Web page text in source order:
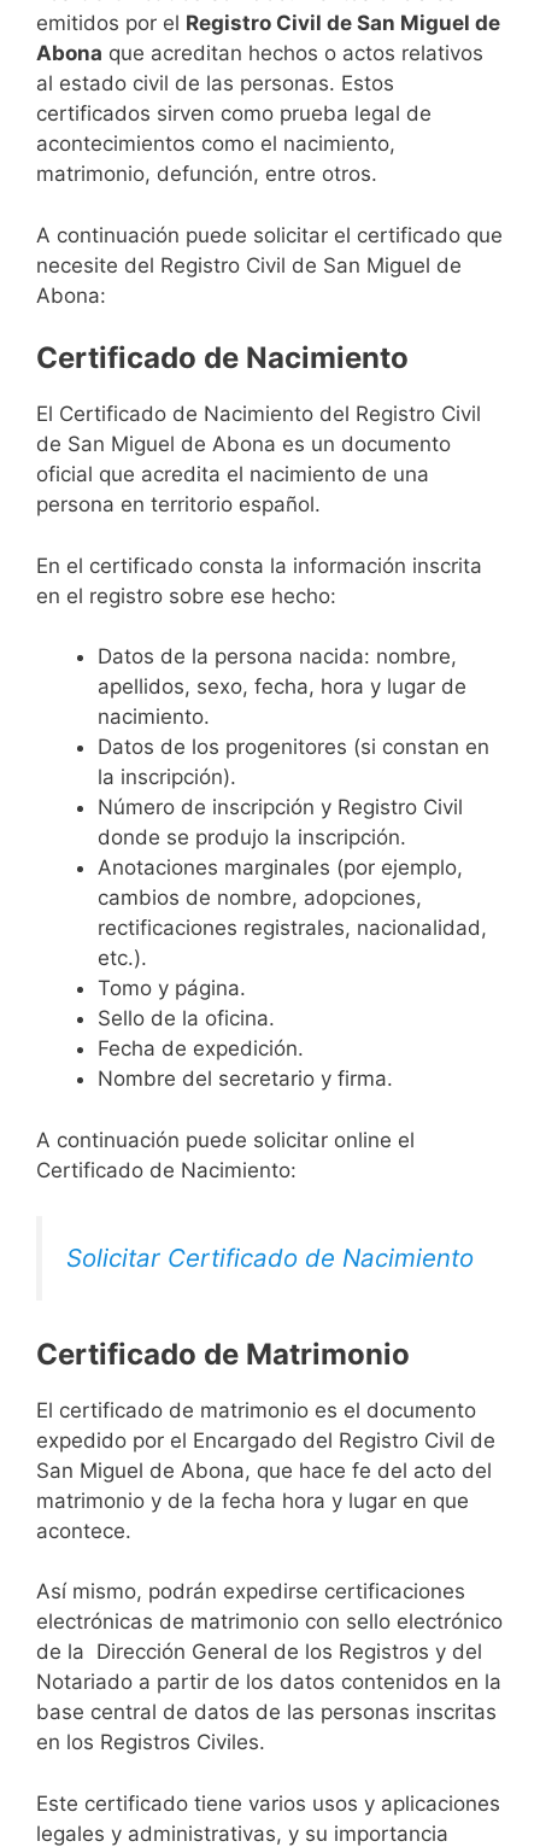
emitidos por el Registro Civil de San Miguel de
Abona que acreditan hechos o actos relativos
al estado civil de las personas. Estos
certificados sirven como prueba legal de
acontecimientos como el nacimiento,
matrimonio, defunción, entre otros.
A continuación puede solicitar el certificado que
necesite del Registro Civil de San Miguel de
Abona:
Certificado de Nacimiento
El Certificado de Nacimiento del Registro Civil
de San Miguel de Abona es un documento
oficial que acredita el nacimiento de una
persona en territorio español.
En el certificado consta la información inscrita
en el registro sobre ese hecho:
Datos de la persona nacida: nombre,
apellidos, sexo, fecha, hora y lugar de
nacimiento.
Datos de los progenitores (si constan en
la inscripción).
Número de inscripción y Registro Civil
donde se produjo la inscripción.
Anotaciones marginales (por ejemplo,
cambios de nombre, adopciones,
rectificaciones registrales, nacionalidad,
etc.).
Tomo y página.
Sello de la oficina.
Fecha de expedición.
Nombre del secretario y firma.
A continuación puede solicitar online el
Certificado de Nacimiento:
Solicitar Certificado de Nacimiento
Certificado de Matrimonio
El certificado de matrimonio es el documento
expedido por el Encargado del Registro Civil de
San Miguel de Abona, que hace fe del acto del
matrimonio y de la fecha hora y lugar en que
acontece.
Así mismo, podrán expedirse certificaciones
electrónicas de matrimonio con sello electrónico
de la Dirección General de los Registros y del
Notariado a partir de los datos contenidos en la
base central de datos de las personas inscritas
en los Registros Civiles.
Este certificado tiene varios usos y aplicaciones
legales y administrativas, y su importancia